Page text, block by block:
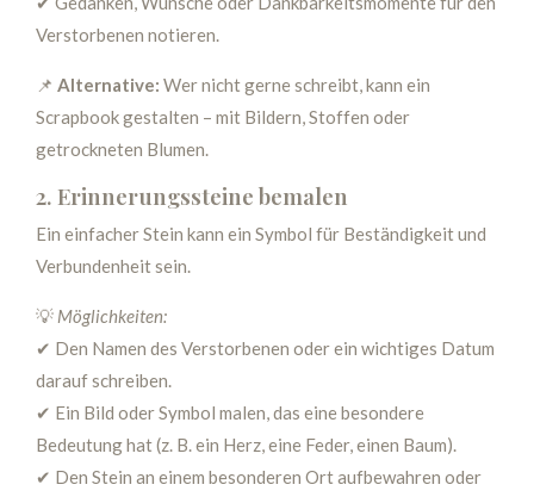
Verstorbenen notieren.
📌 Alternative: Wer nicht gerne schreibt, kann ein
Scrapbook gestalten – mit Bildern, Stoffen oder
getrockneten Blumen.
2. Erinnerungssteine bemalen
Ein einfacher Stein kann ein Symbol für Beständigkeit und
Verbundenheit sein.
💡 Möglichkeiten:
✔ Den Namen des Verstorbenen oder ein wichtiges Datum
darauf schreiben.
✔ Ein Bild oder Symbol malen, das eine besondere
Bedeutung hat (z. B. ein Herz, eine Feder, einen Baum).
✔ Den Stein an einem besonderen Ort aufbewahren oder